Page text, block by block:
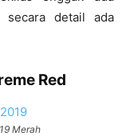
secara detail ada
Red
Merah